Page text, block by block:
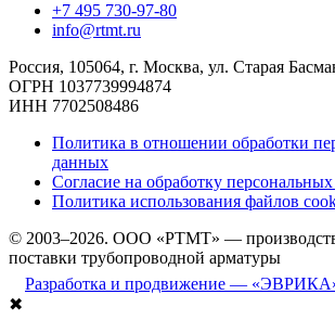
+7 495 730-97-80
info@rtmt.ru
Россия, 105064, г. Москва, ул. Старая
ОГРН 1037739994874
ИНН 7702508486
Политика в отношении обработки
данных
Согласие на обработку
Политика использования файлов
© 2003–2026. ООО «РТМТ» —
поставки трубопроводной арматуры
Разработка и продвижение —
✖